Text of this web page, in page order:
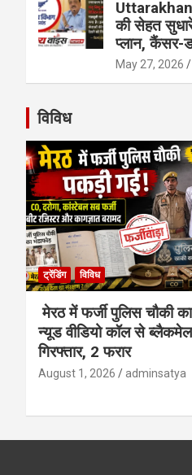
की सेहत
प्लान, कैंसर-
May 27, 2026
विविध
ट्रेंडिंग विविध
मेरठ में फर्जी पुलिस चौकी
न्यूड वीडियो कॉल से
गिरफ्तार, 2 फरार
August 1, 2026 adminsatya